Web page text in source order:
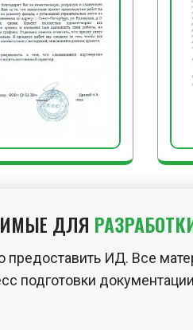
ДЛЯ
предоставить ИД. Все
подготовки